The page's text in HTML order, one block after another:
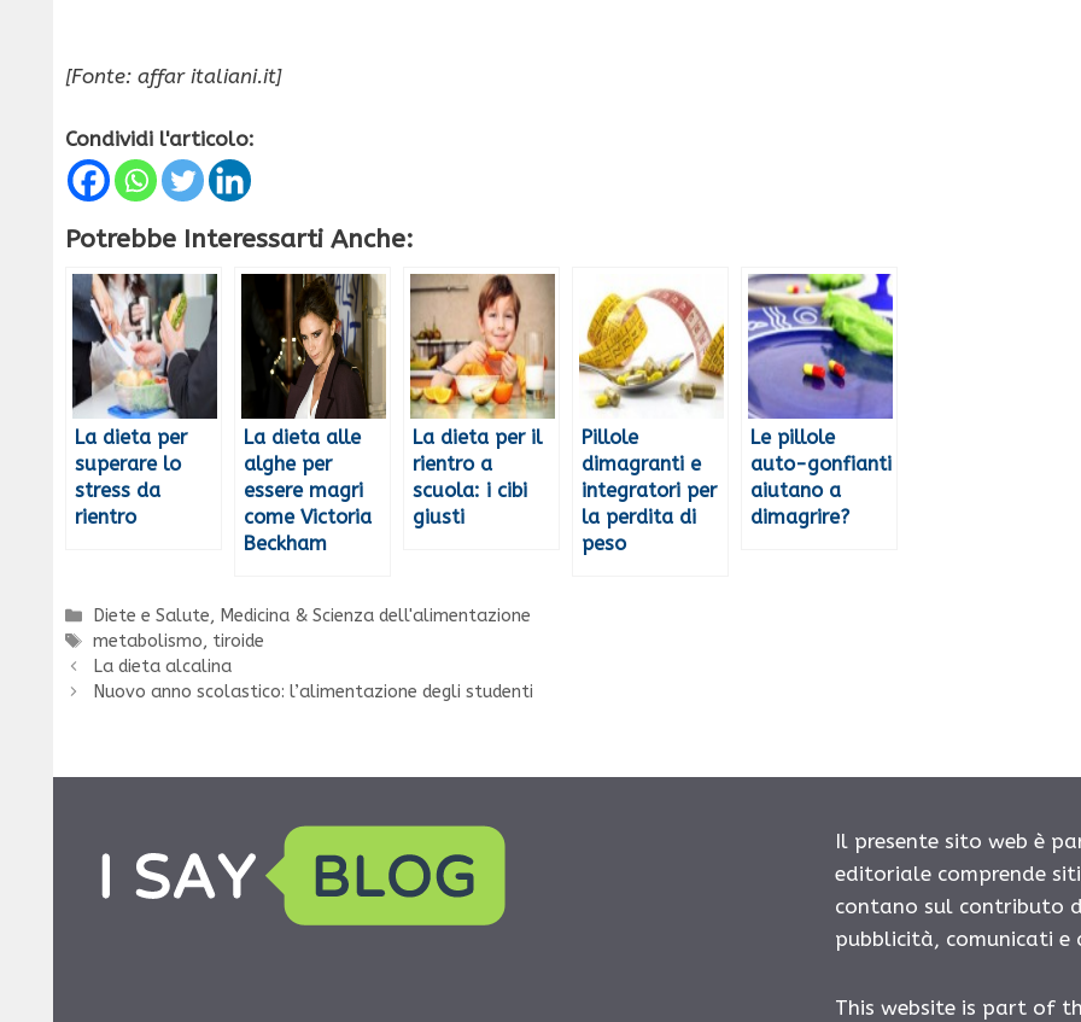
[Fonte: affar italiani.it]
Condividi l'articolo:
Potrebbe Interessarti Anche:
La dieta per
superare lo
stress da
rientro
La dieta alle
alghe per
essere magri
come Victoria
Beckham
La dieta per il
rientro a
scuola: i cibi
giusti
Pillole
dimagranti e
integratori per
la perdita di
peso
Le pillole
auto-gonfianti
aiutano a
dimagrire?
Categorie
Diete e Salute, Medicina & Scienza dell'alimentazione
Tag
metabolismo, tiroide
La dieta alcalina
Nuovo anno scolastico: l’alimentazione degli studenti
Il presente sito web è
editoriale comprende
contano sul contributo
pubblicità, comunicati e
This website is part of